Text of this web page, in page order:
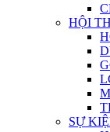
HỘI
SỰ